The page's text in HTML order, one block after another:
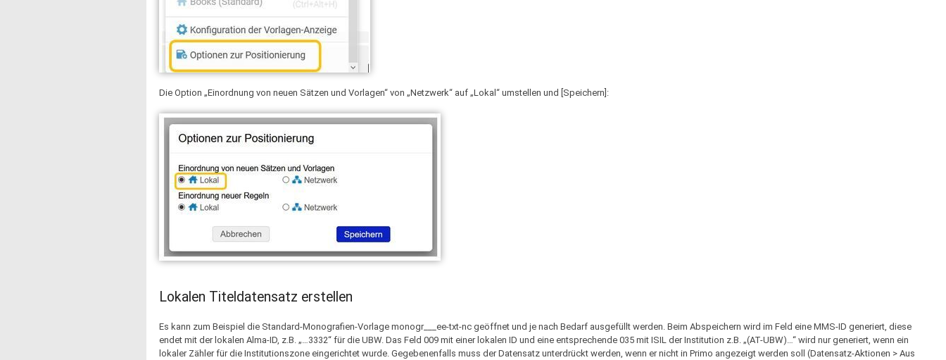
Die Option „Einordnung von neuen Sätzen und Vorlagen“ von „Netzwerk“ auf „Lokal“ umstellen und [Speichern]:
Lokalen Titeldatensatz erstellen
Es kann zum Beispiel die Standard-Monografien-Vorlage monogr___ee-txt-nc geöffnet und je nach Bedarf ausgefüllt werden. Beim Abspeichern wird im Feld eine MMS-ID generiert, diese
endet mit der lokalen Alma-ID, z.B. „…3332“ für die UBW. Das Feld 009 mit einer lokalen ID und eine entsprechende 035 mit ISIL der Institution z.B. „(AT-UBW)…“ wird nur generiert, wenn ein
lokaler Zähler für die Institutionszone eingerichtet wurde. Gegebenenfalls muss der Datensatz unterdrückt werden, wenn er nicht in Primo angezeigt werden soll (Datensatz-Aktionen > Aus